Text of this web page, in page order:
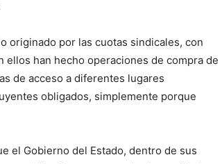
originado por las cuotas sindicales, con
han hecho operaciones de compra de
de acceso a diferentes lugares
obligados, simplemente porque
el Gobierno del Estado, dentro de sus